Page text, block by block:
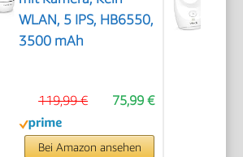
WLAN, 5 IPS, HB6550,
3500 mAh
75,99 €
119,99 €
Bei Amazon ansehen